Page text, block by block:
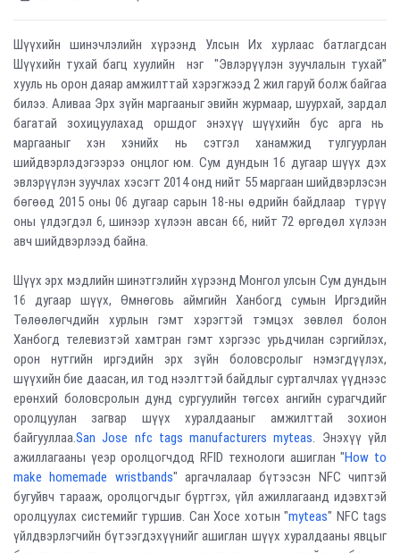
Шүүхийн шинэчлэлийн хүрээнд Улсын Их хурлаас батлагдсан
Шүүхийн тухай багц хуулийн нэг "Эвлэрүүлэн зуучлалын тухай”
хууль нь орон даяар амжилттай хэрэгжээд 2 жил гаруй болж байгаа
билээ. Аливаа Эрх зүйн маргааныг эвийн журмаар, шуурхай, зардал
багатай зохицуулахад оршдог энэхүү шүүхийн бус арга нь
маргааныг хэн хэнийх нь сэтгэл ханамжид тулгуурлан
шийдвэрлэдэгээрээ онцлог юм. Сум дундын 16 дугаар шүүх дэх
эвлэрүүлэн зуучлах хэсэгт 2014 онд нийт 55 маргаан шийдвэрлэсэн
бөгөөд 2015 оны 06 дугаар сарын 18-ны өдрийн байдлаар түрүү
оны үлдэгдэл 6, шинээр хүлээн авсан 66, нийт 72 өргөдөл хүлээн
авч шийдвэрлээд байна.
Шүүх эрх мэдлийн шинэтгэлийн хүрээнд Монгол улсын Сум дундын
16 дугаар шүүх, Өмнөговь аймгийн Ханбогд сумын Иргэдийн
Төлөөлөгчдийн хурлын гэмт хэрэгтэй тэмцэх зөвлөл болон
Ханбогд телевизтэй хамтран гэмт хэргээс урьдчилан сэргийлэх,
орон нутгийн иргэдийн эрх зүйн боловсролыг нэмэгдүүлэх,
шүүхийн бие даасан, ил тод нээлттэй байдлыг сурталчлах үүднээс
ерөнхий боловсролын дунд сургуулийн төгсөх ангийн сурагчдийг
оролцуулан загвар шүүх хуралдааныг амжилттай зохион
байгууллаа.San Jose nfc tags manufacturers myteas. Энэхүү үйл
ажиллагааны үеэр оролцогчдод RFID технологи ашиглан "How to
make homemade wristbands" аргачлалаар бүтээсэн NFC чиптэй
бугуйвч тарааж, оролцогчдыг бүртгэх, үйл ажиллагаанд идэвхтэй
оролцуулах системийг туршив. Сан Хосе хотын "myteas" NFC tags
үйлдвэрлэгчийн бүтээгдэхүүнийг ашиглан шүүх хуралдааны явцыг